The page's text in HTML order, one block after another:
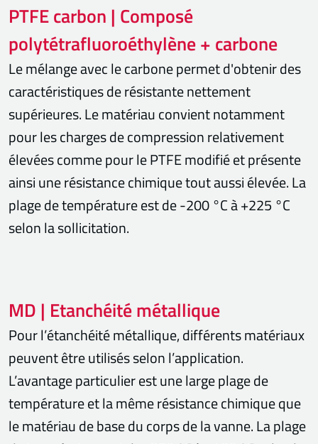
PTFE carbon | Composé
polytétrafluoroéthylène + carbone
Le mélange avec le carbone permet d'obtenir des
caractéristiques de résistante nettement
supérieures. Le matériau convient notamment
pour les charges de compression relativement
élevées comme pour le PTFE modifié et présente
ainsi une résistance chimique tout aussi élevée. La
plage de température est de -200 °C à +225 °C
selon la sollicitation.
MD | Etanchéité métallique
Pour l’étanchéité métallique, différents matériaux
peuvent être utilisés selon l’application.
L’avantage particulier est une large plage de
température et la même résistance chimique que
le matériau de base du corps de la vanne. La plage